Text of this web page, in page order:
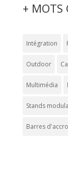
+ MOTS
Intégration
Outdoor
Multimédia
Stands
Barres